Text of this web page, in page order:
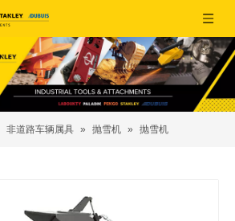
非道路车辆属具 » 抛雪机 » 抛雪机